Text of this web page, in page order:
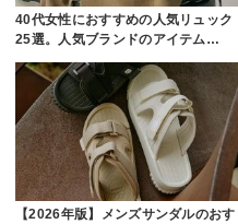
40代女性におすすめの人気リュック
25選。人気ブランドのアイテム…
【2026年版】メンズサンダルのおす